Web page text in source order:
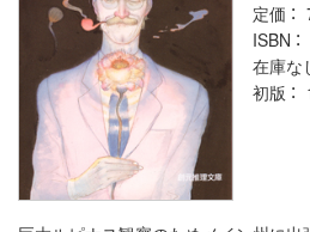
定価
ISBN
在庫な
初版